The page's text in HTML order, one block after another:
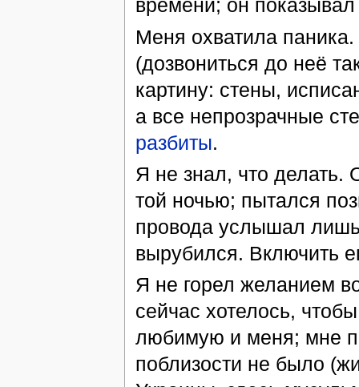
времени; он
Меня охватила
(дозвониться до неё
картину: стены,
а все непрозрачные
разбиты.
Я не знал, что делать.
той ночью; пытался
провода услышал
вырубился. Включить
Я не горел желанием
сейчас хотелось,
любимую и меня; мне
поблизости не было